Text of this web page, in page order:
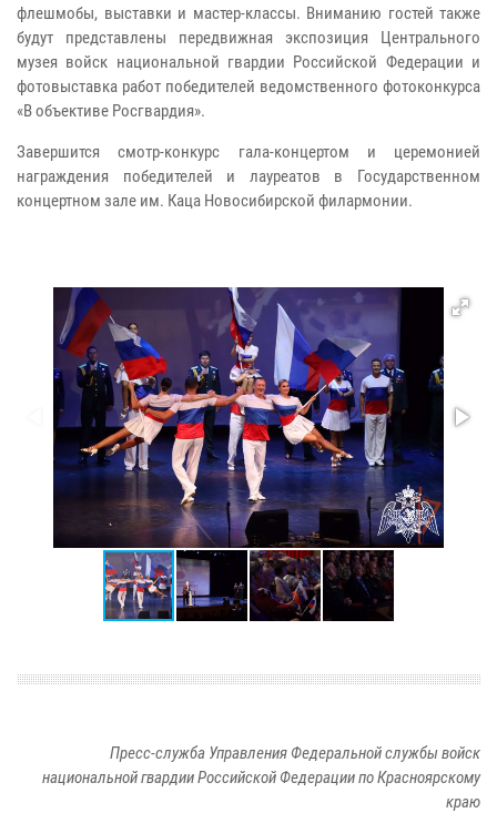
флешмобы, выставки и мастер-классы. Вниманию гостей также
будут представлены передвижная экспозиция Центрального
музея войск национальной гвардии Российской Федерации и
фотовыставка работ победителей ведомственного фотоконкурса
«В объективе Росгвардия».
Завершится смотр-конкурс гала-концертом и церемонией
награждения победителей и лауреатов в Государственном
концертном зале им. Каца Новосибирской филармонии.
Пресс-служба Управления Федеральной службы войск
национальной гвардии Российской Федерации по Красноярскому
краю